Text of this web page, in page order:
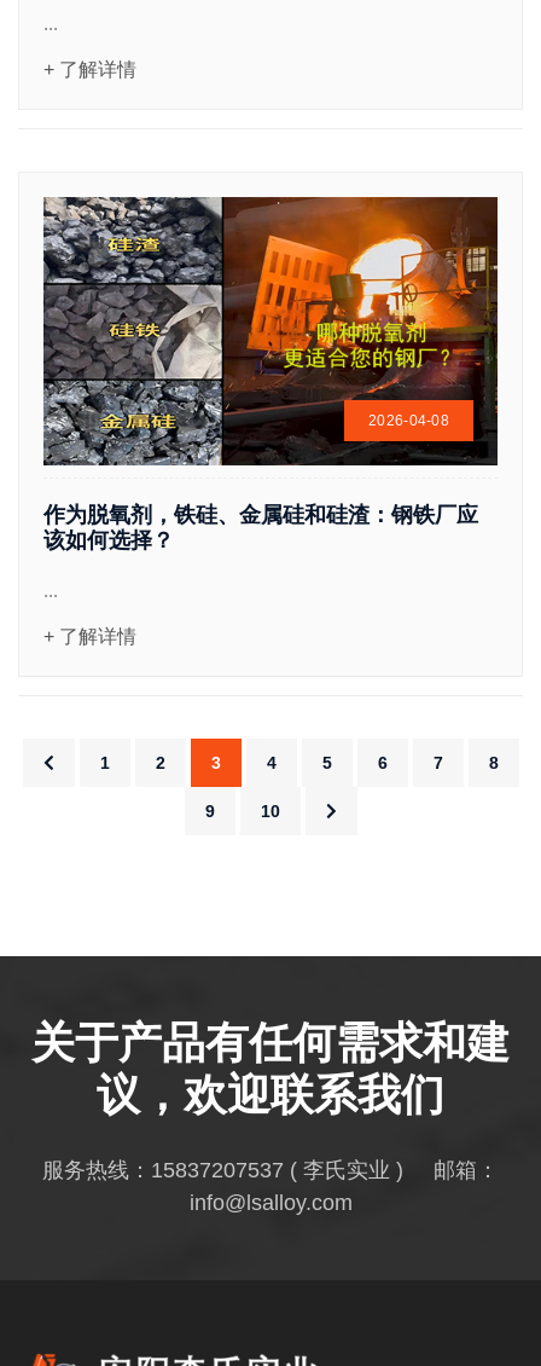
...
+ 了解详情
2026-04-08
作为脱氧剂，铁硅、金属硅和硅渣：钢铁厂应
该如何选择？
...
+ 了解详情
1 2 3 4 5 6 7 8
9 10
关于产品有任何需求和建
议，欢迎联系我们
服务热线： 15837207537 ( 李氏实业 ) 邮箱：
info@lsalloy.com